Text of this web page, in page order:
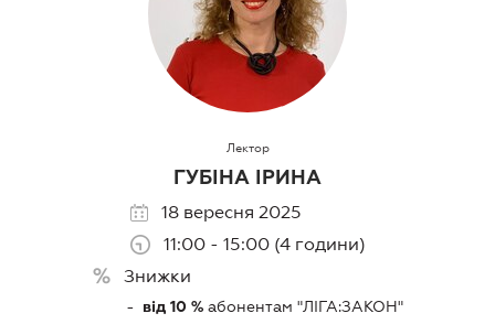
Лектор
ГУБІНА ІРИНА
18 вересня 2025
11:00 - 15:00 (4 години)
Знижки
від 10 %абонентам "ЛIГА:ЗАКОН"